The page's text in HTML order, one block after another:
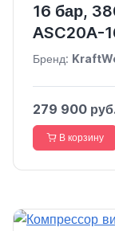
16 бар,
ASC20A-
Бренд:
279 900
В корзину